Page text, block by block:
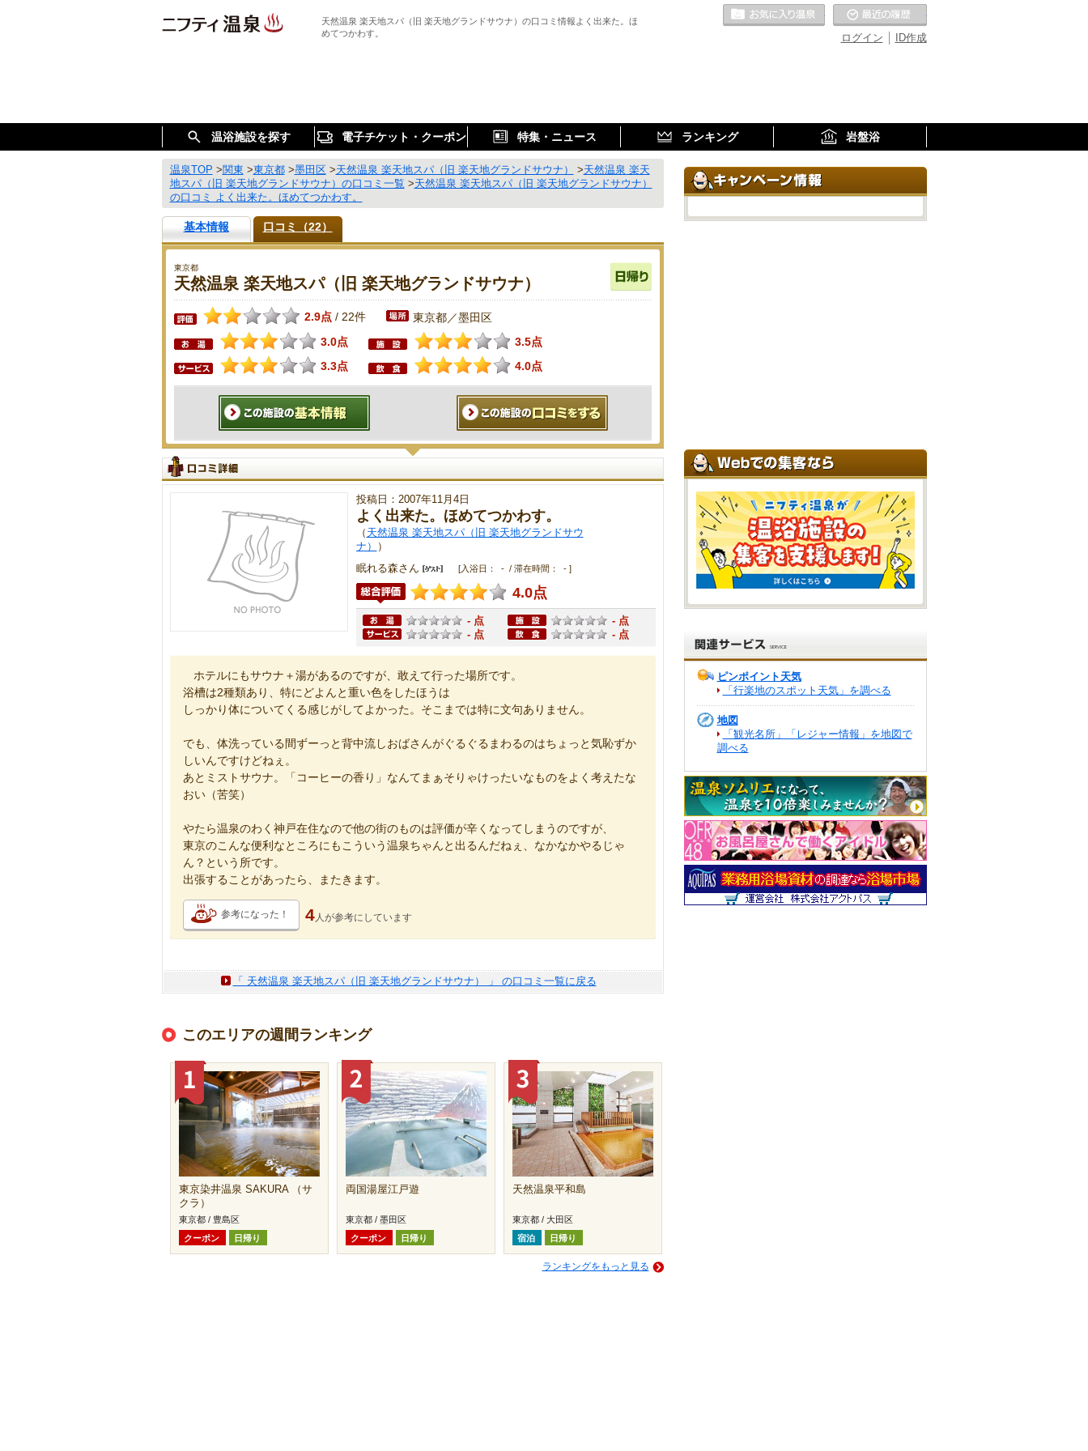
天然温泉 楽天地スパ（旧 楽天地グランドサウナ）の口コミ情報よく出来た。ほ
めてつかわす。
ID作成
ログイン
お気に入りの温泉
温浴施設を探す 電子チケット・クーポン 特集・ニュース ランキング 岩盤浴
温泉TOP >関東 >東京都>墨田区>天然温泉 楽天地スパ（旧 楽天地グランドサウナ） >天然温泉 楽天
地スパ（旧 楽天地グランドサウナ）の口コミ一覧 >天然温泉 楽天地スパ（旧 楽天地グランドサウナ）
の口コミ よく出来た。ほめてつかわす。
基本情報 口コミ（22）
東京都
天然温泉 楽天地スパ（旧 楽天地グランドサウナ）
2.9点 / 22件 東京都／墨田区
3.0点
3.5点
3.3点
4.0点
投稿日：2007年11月4日
よく出来た。ほめてつかわす。
（ 天然温泉 楽天地スパ（旧 楽天地グランドサウ
ナ）
）
眠れる森さん
[入浴日： - / 滞在時間： - ]
4.0点
- 点
- 点
- 点
- 点
ホテルにもサウナ＋湯があるのですが、敢えて行った場所です。
浴槽は2種類あり、特にどよんと重い色をしたほうは
しっかり体についてくる感じがしてよかった。そこまでは特に文句ありません。
でも、体洗っている間ずーっと背中流しおばさんがぐるぐるまわるのはちょっと気恥ずか
しいんですけどねぇ。
あとミストサウナ。「コーヒーの香り」なんてまぁそりゃけったいなものをよく考えたな
おい（苦笑）
やたら温泉のわく神戸在住なので他の街のものは評価が辛くなってしまうのですが、
東京のこんな便利なところにもこういう温泉ちゃんと出るんだねぇ、なかなかやるじゃ
ん？という所です。
出張することがあったら、またきます。
参考になった！ 4人が参考にしています
「 天然温泉 楽天地スパ（旧 楽天地グランドサウナ） 」 の口コミ一覧に戻る
このエリアの週間ランキング
東京染井温泉 SAKURA （サ
クラ）
東京都 / 豊島区
クーポン
日帰り
両国湯屋江戸遊
東京都 / 墨田区
クーポン
日帰り
天然温泉平和島
東京都 / 大田区
宿泊
日帰り
ランキングをもっと見る
ピンポイント天気
「行楽地のスポット天気」を調べる
地図
「観光名所」「レジャー情報」を地図で
調べる